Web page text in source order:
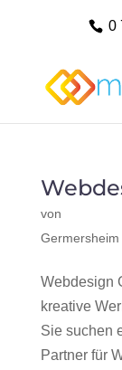
0
von
Germersheim
Webdesign
kreative
Sie suchen
Partner für